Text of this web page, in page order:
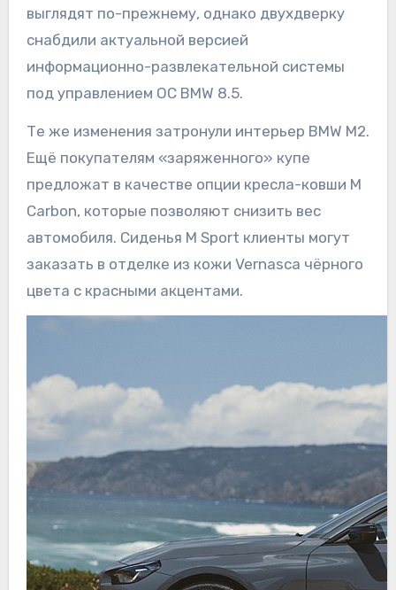
выглядят по-прежнему, однако двухдверку
снабдили актуальной версией
информационно-развлекательной системы
под управлением ОС BMW 8.5.
Те же изменения затронули интерьер BMW M2.
Ещё покупателям «заряженного» купе
предложат в качестве опции кресла-ковши M
Carbon, которые позволяют снизить вес
автомобиля. Сиденья M Sport клиенты могут
заказать в отделке из кожи Vernasca чёрного
цвета с красными акцентами.